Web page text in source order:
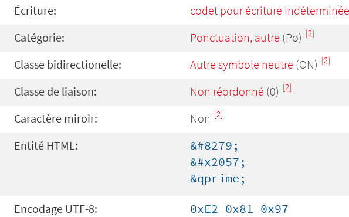
Écriture: codet pour écriture indéterminée
Catégorie: Ponctuation, autre (Po) [2]
Classe bidirectionelle: Autre symbole neutre (ON) [2]
Classe de liaison: Non réordonné (0) [2]
Caractère miroir: Non [2]
Entité HTML:
&#8279;
&#x2057;
&qprime;
Encodage UTF-8:
0xE2 0x81 0x97